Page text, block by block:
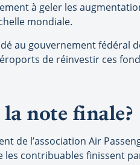
à geler les
mondiale.
au gouvernement fédéral
de réinvestir ces
note finale?
de l’association Air
les contribuables finissent